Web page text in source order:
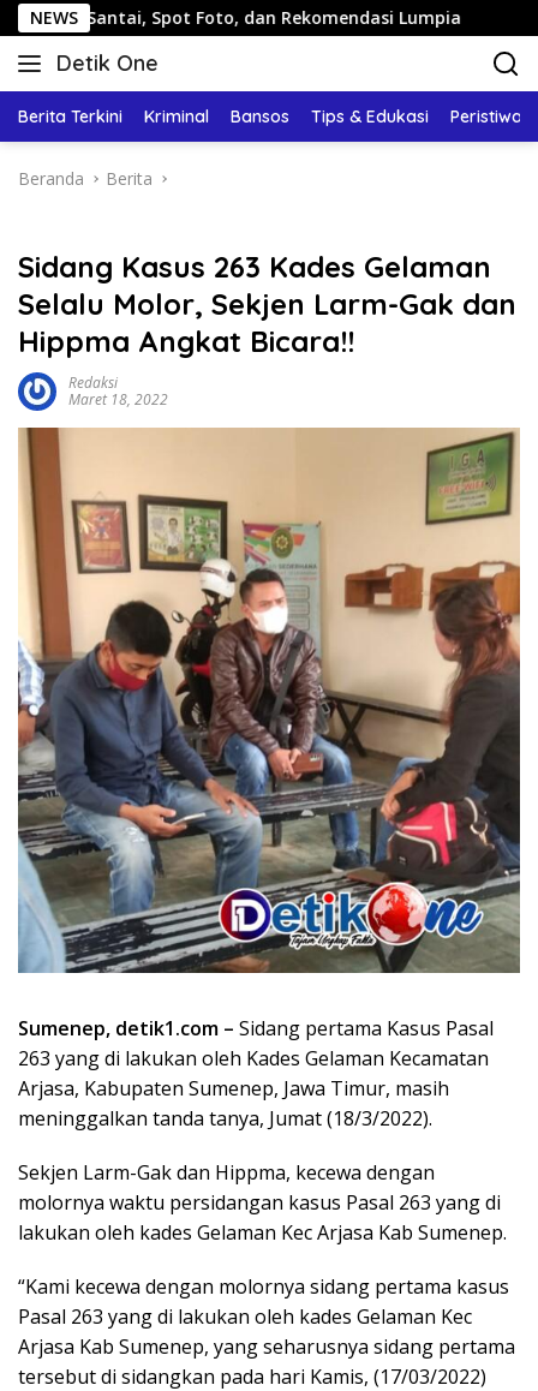
Langsung
ke
konten
NEWS
Spot Foto, dan Rekomendasi Lumpia Panduan
Detik One
Tajam
Fakta
Berita Terkini Kriminal Bansos Tips & Edukasi Peristiwa
Beranda Berita
Sidang Kasus 263 Kades Gelaman
Selalu Molor, Sekjen Larm-Gak dan
Hippma Angkat Bicara!!
Redaksi
Maret 18, 2022
Sumenep, detik1.com – Sidang pertama Kasus Pasal
263 yang di lakukan oleh Kades Gelaman Kecamatan
Arjasa, Kabupaten Sumenep, Jawa Timur, masih
meninggalkan tanda tanya, Jumat (18/3/2022).
Sekjen Larm-Gak dan Hippma, kecewa dengan
molornya waktu persidangan kasus Pasal 263 yang di
lakukan oleh kades Gelaman Kec Arjasa Kab Sumenep.
“Kami kecewa dengan molornya sidang pertama kasus
Pasal 263 yang di lakukan oleh kades Gelaman Kec
Arjasa Kab Sumenep, yang seharusnya sidang pertama
tersebut di sidangkan pada hari Kamis, (17/03/2022)